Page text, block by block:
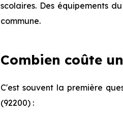
scolaires. Des équipements
commune.
Combien coûte
C'est souvent la première
(92200) :